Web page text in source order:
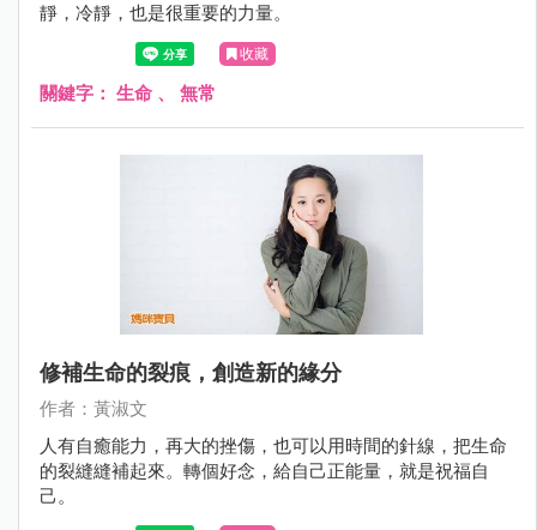
靜，冷靜，也是很重要的力量。
收藏
關鍵字： 生命 、 無常
修補生命的裂痕，創造新的緣分
作者：黃淑文
人有自癒能力，再大的挫傷，也可以用時間的針線，把生命
的裂縫縫補起來。轉個好念，給自己正能量，就是祝福自
己。